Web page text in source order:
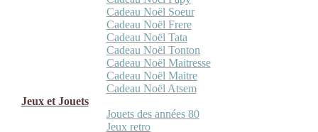
Cadeau Noël Soeur
Cadeau Noël Frere
Cadeau Noël Tata
Cadeau Noël Tonton
Cadeau Noël Maitresse
Cadeau Noël Maitre
Cadeau Noël Atsem
Jeux et Jouets
Jouets des années 80
Jeux retro